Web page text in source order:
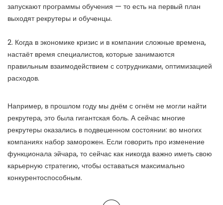
запускают программы обучения — то есть на первый план
выходят рекрутеры и обученцы.
2. Когда в экономике кризис и в компании сложные времена,
настаёт время специалистов, которые занимаются
правильным взаимодействием с сотрудниками, оптимизацией
расходов.
Например, в прошлом году мы днём с огнём не могли найти
рекрутера, это была гигантская боль. А сейчас многие
рекрутеры оказались в подвешенном состоянии: во многих
компаниях набор заморожен. Если говорить про изменение
функционала эйчара, то сейчас как никогда важно иметь свою
карьерную стратегию, чтобы оставаться максимально
конкурентоспособным.